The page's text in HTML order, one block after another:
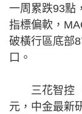
一周累跌93點
指標偏軟，
破橫行區底部
口。
三花智控（
元，中金最新